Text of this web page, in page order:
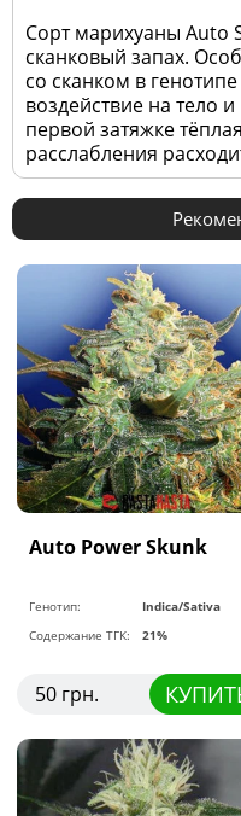
Сорт марихуаны Auto
сканковый запах.
со сканком в
воздействие на тело
первой затяжке
расслабления
Auto Power Skunk
Генотип:
Indica/Sativa
Содержание ТГК:
21%
50 грн.